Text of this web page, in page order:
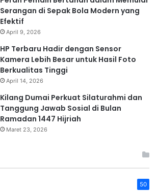
Serangan di Sepak Bola Modern yang
Efektif
April 9, 2026
HP Terbaru Hadir dengan Sensor
Kamera Lebih Besar untuk Hasil Foto
Berkualitas Tinggi
April 14, 2026
Kilang Dumai Perkuat Silaturahmi dan
Tanggung Jawab Sosial di Bulan
Ramadan 1447 Hijriah
Maret 23, 2026
50